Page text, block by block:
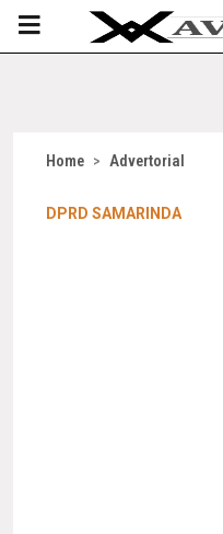
Home > Advertorial
DPRD SAMARINDA